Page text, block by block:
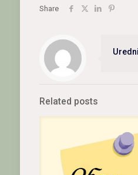
Share
Related posts